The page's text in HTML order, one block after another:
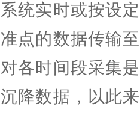
统实时或按设
点的数据传输
各时间段采集
降数据，以此